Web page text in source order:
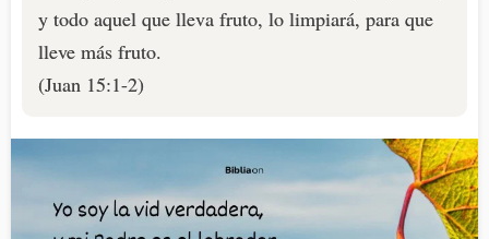
y todo aquel que lleva fruto, lo limpiará, para que
lleve más fruto.
(Juan 15:1-2)